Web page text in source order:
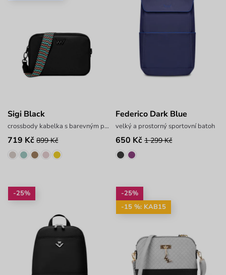
Sigi Black
crossbody kabelka s barevným popruhem
719 Kč 899 Kč
Federico Dark Blue
velký a prostorný sportovní batoh
650 Kč 1 299 Kč
-25%
-25%
-15 %: KAB15